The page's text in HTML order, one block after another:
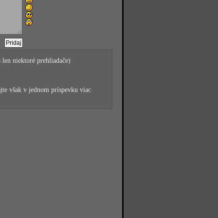
len niektoré prehliadače)
však v jednom príspevku viac